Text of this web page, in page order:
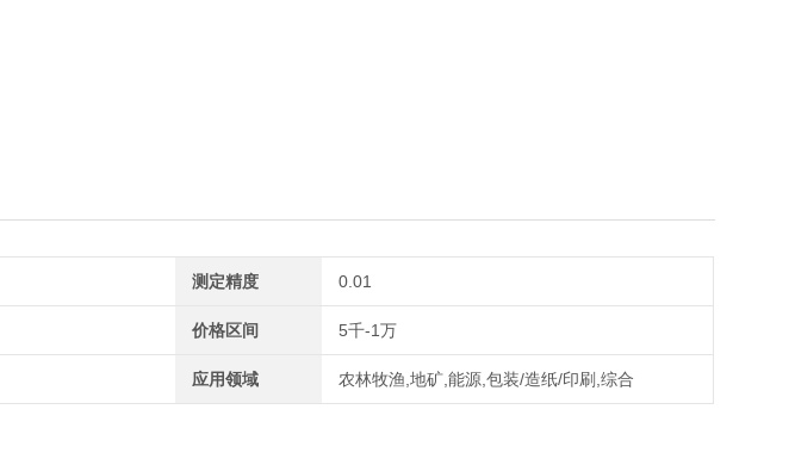
测定精度 0.01
价格区间 5千-1万
应用领域 农林牧渔,地矿,能源,包装/造纸/印刷,综合